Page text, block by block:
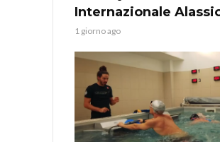
Internazionale
1 giorno ago